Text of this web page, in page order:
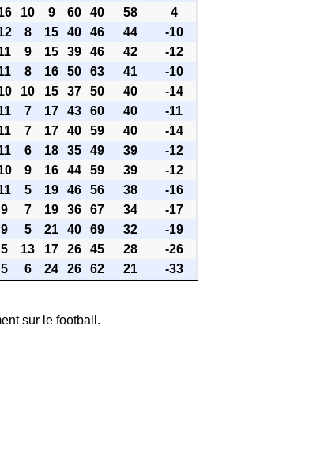
10 9 60 40 58
4
8 15 40 46 44
-10
9 15 39 46 42
-12
8 16 50 63 41
-10
10 15 37 50 40
-14
7 17 43 60 40
-11
7 17 40 59 40
-14
6 18 35 49 39
-12
9 16 44 59 39
-12
5 19 46 56 38
-16
9 7 19 36 67 34
-17
9 5 21 40 69 32
-19
5 13 17 26 45 28
-26
5 6 24 26 62 21 -33
sur le football.